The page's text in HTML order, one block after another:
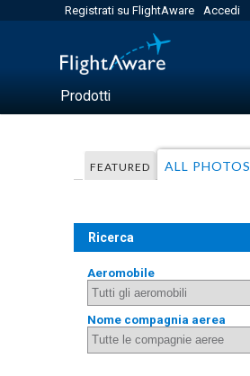
Registrati su FlightAware Accedi
Prodotti
FEATURED ALL PHOTOS
Ricerca
Aeromobile
Nome compagnia aerea